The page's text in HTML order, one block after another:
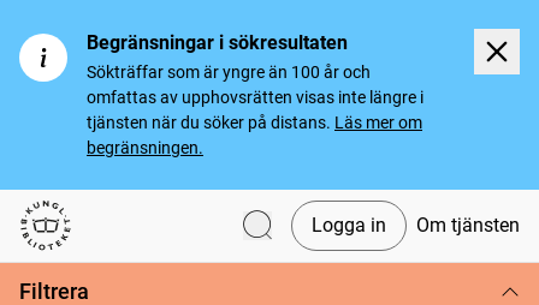
Begränsningar i sökresultaten
Sökträffar som är yngre än 100 år och
omfattas av upphovsrätten visas inte längre i
tjänsten när du söker på distans. Läs mer om
begränsningen.
Svenska tidningar
Logga in Om tjänsten
Filtrera